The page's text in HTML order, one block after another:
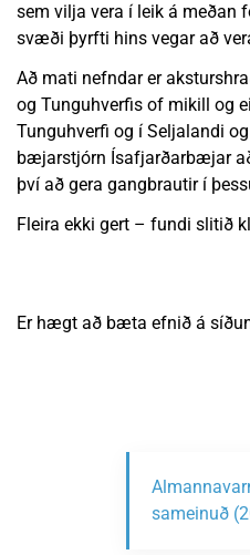
sem vilja vera í leik á meðan
svæði þyrfti hins vegar að
Að mati nefndar er
og Tunguhverfis of mikill og
Tunguhverfi og í Seljalandi
bæjarstjórn Ísafjarðarbæjar
því að gera gangbrautir í
Fleira ekki gert – fundi slitið
Er hægt að bæta efnið á
sameinuð